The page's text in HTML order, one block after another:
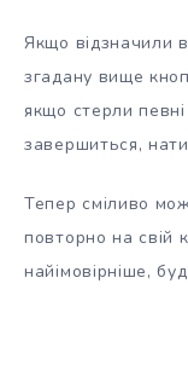
Якщо відзначили
згадану вище
якщо стерли
завершиться,
Тепер сміливо
повторно на свій
найімовірніше,